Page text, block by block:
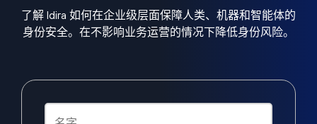
了解 Idira 如何在企业级层面保障人类、机器和智能体的
身份安全。在不影响业务运营的情况下降低身份风险。